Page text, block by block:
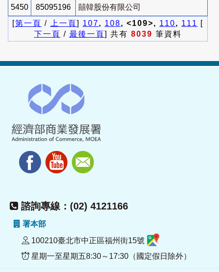
5450 85095196
囍韓股份有限公司
[第一頁 / 上一頁] 107, 108, <109>, 110, 111
[
下一頁 / 最後一頁] 共有 8039 筆資料
諮詢專線：(02) 4121166
署本部
100210臺北市中正區福州街15號
星期一至星期五8:30～17:30（國定假日除外）